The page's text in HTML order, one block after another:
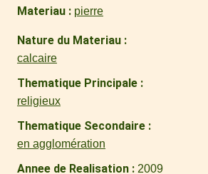
Materiau pierre
Nature du Materiau
calcaire
Thematique Principale
religieux
Thematique Secondaire
en agglomération
Annee de Realisation 2009